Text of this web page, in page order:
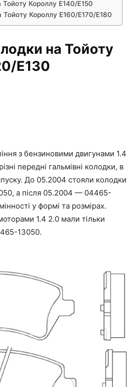
Тойоту Короллу E140/E150
Тойоту Короллу E160/E170/E180
на Тойоту
E130
з бензиновими двигунами 1.4
передні гальмівні колодки, в
До 05.2004 стояли колодки
а після 05.2004 — 04465-
у формі та розмірах.
1.4 2.0 мали тільки
13050.